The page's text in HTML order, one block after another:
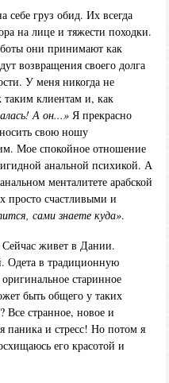
себе груз обид. Их всегда
на лице и тяжести походки.
они принимают как
возвращения своего долга
У меня никогда не
клиентам и, как
А он...»Я прекрасно
свою ношу
Мое спокойное отношение
анальной психикой. А
менталитете арабской
просто счастливыми и
сами знаете куда».
живет в Дании.
Одета в традиционную
старинное
быть общего у таких
странное, новое и
и стресс! Но потом я
его красотой и